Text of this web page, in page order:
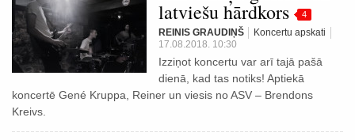
latviešu hārdkors 4
REINIS GRAUDIŅŠ
Koncertu apskati
17.08.2018. 10:30
Izziņot koncertu var arī tajā pašā
dienā, kad tas notiks! Aptiekā
koncertē Gené Kruppa, Reiner un viesis no ASV – Brendons
Kreivs.